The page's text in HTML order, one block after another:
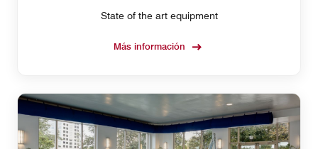
State of the art equipment
Más información